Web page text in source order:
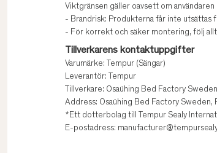
Viktgränsen gäller oavsett om
- Brandrisk: Produkterna får inte utsättas
- För korrekt och säker montering, följ
Tillverkarens kontaktuppgifter
Varumärke: Tempur (Sängar)
Leverantör: Tempur
Tillverkare: Osaühing Bed Factory Sweden
Address: Osaühing Bed Factory Sweden,
*Ett dotterbolag till Tempur Sealy
E-postadress: